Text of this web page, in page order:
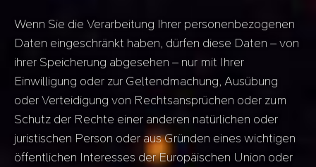
Wenn Sie die Verarbeitung Ihrer personenbezogenen
Daten eingeschränkt haben, dürfen diese Daten – von
ihrer Speicherung abgesehen – nur mit Ihrer
Einwilligung oder zur Geltendmachung, Ausübung
oder Verteidigung von Rechtsansprüchen oder zum
Schutz der Rechte einer anderen natürlichen oder
juristischen Person oder aus Gründen eines wichtigen
öffentlichen Interesses der Europäischen Union oder